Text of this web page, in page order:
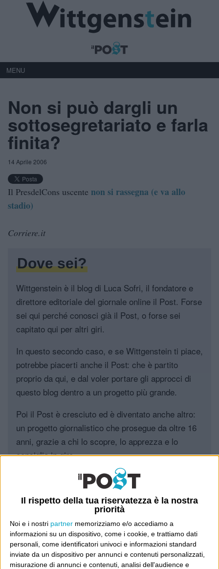
Il rispetto della tua riservatezza è la nostra
priorità
Noi e i nostri partner memorizziamo e/o accediamo a
informazioni su un dispositivo, come i cookie, e trattiamo dati
personali, come identificatori univoci e informazioni standard
inviate da un dispositivo per annunci e contenuti personalizzati,
misurazione di annunci e contenuti, analisi dell'audience e
MENU
Non si può dargli un
sottosegretariato e farla
finita?
14 Aprile 2006
Il PresdelCons uscente non si rassegna (e va allo
stadio)
Corriere.it
Dove sei?
Wittgenstein è il blog di Luca Sofri, il fondatore e
direttore editoriale del giornale online il Post. Forse
sei qui perché conosci già il Post, o forse sei
capitato qui per altri giri.
In questo secondo caso, e se Wittgenstein ti piace,
potrebbe piacerti anche il Post: che è partito
proprio da qui, e dal voler portare gli approcci di
questo blog dentro a un progetto più grande.
Poi il Post è cresciuto ed è diventato anche altro:
un progetto giornalistico che prosegue da oltre 16
anni, grazie a chi lo scopre, lo apprezza e lo
consiglia in giro.
Leggi il Post, magari ti piace